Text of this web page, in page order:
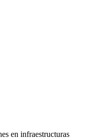
en infraestructuras